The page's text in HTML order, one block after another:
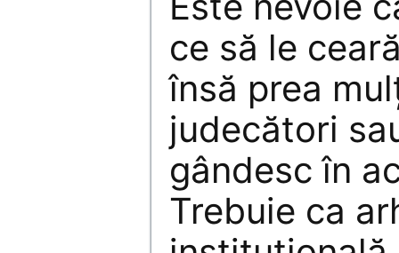
ce să le
însă prea
judecători
gândesc în
Trebuie ca